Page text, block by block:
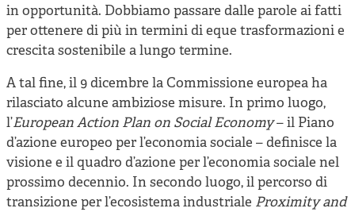
in opportunità. Dobbiamo passare dalle parole ai fatti
per ottenere di più in termini di eque trasformazioni e
crescita sostenibile a lungo termine.
A tal fine, il 9 dicembre la Commissione europea ha
rilasciato alcune ambiziose misure. In primo luogo,
l’European Action Plan on Social Economy– il Piano
d’azione europeo per l’economia sociale – definisce la
visione e il quadro d’azione per l’economia sociale nel
prossimo decennio. In secondo luogo, il percorso di
transizione per l’ecosistema industriale Proximity and